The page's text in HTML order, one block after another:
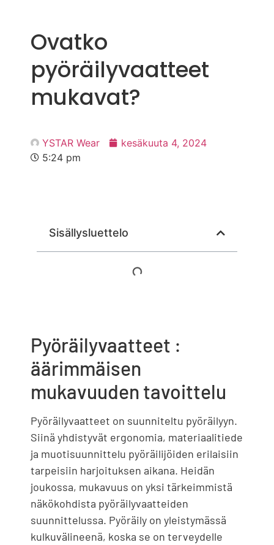
Ovatko
pyöräilyvaatteet
mukavat?
YSTAR Wear
kesäkuuta 4, 2024
5:24 pm
Sisällysluettelo
Pyöräilyvaatteet :
äärimmäisen
mukavuuden tavoittelu
Pyöräilyvaatteet on suunniteltu pyöräilyyn.
Siinä yhdistyvät ergonomia, materiaalitiede
ja muotisuunnittelu pyöräilijöiden erilaisiin
tarpeisiin harjoituksen aikana. Heidän
joukossa, mukavuus on yksi tärkeimmistä
näkökohdista pyöräilyvaatteiden
suunnittelussa. Pyöräily on yleistymässä
kulkuvälineenä, koska se on terveydelle